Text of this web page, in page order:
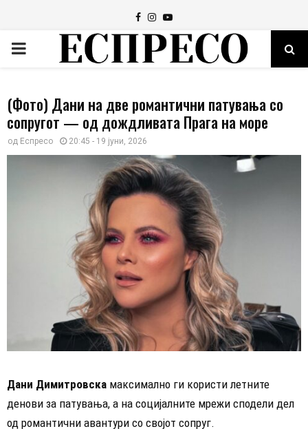
Facebook
Instagram
Youtube
PRIMARY
(Фото) Дани на две романтични патувања со
сопругот — од дождливата Прага на море
од Еспресо 20:45 - 19 јуни, 2026
Дани Димитровска максимално ги користи летните
денови за патувања, а на социјалните мрежи сподели дел
од романтични авантури со својот сопруг.